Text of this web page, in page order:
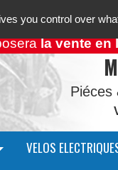
la vente en
Piéces
VELOS
you control over